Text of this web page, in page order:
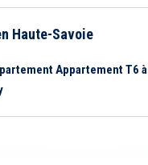
Haute-Savoie
Appartement T6 à